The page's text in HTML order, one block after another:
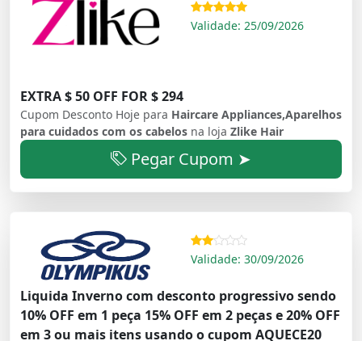
Validade: 25/09/2026
EXTRA $ 50 OFF FOR $ 294
Cupom Desconto Hoje para Haircare Appliances,Aparelhos
para cuidados com os cabelos na loja Zlike Hair
Pegar Cupom ➤
Validade: 30/09/2026
Liquida Inverno com desconto progressivo sendo
10% OFF em 1 peça 15% OFF em 2 peças e 20% OFF
em 3 ou mais itens usando o cupom AQUECE20